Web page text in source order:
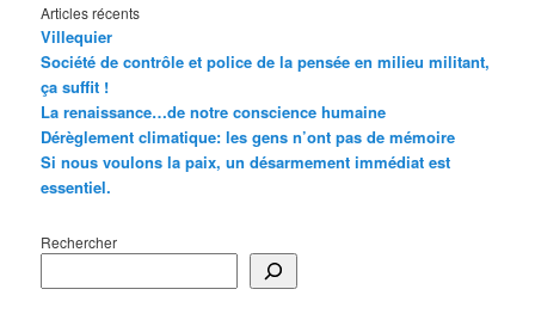
Articles récents
Villequier
Société de contrôle et police de la pensée en milieu militant,
ça suffit !
La renaissance…de notre conscience humaine
Dérèglement climatique: les gens n’ont pas de mémoire
Si nous voulons la paix, un désarmement immédiat est
essentiel.
Rechercher